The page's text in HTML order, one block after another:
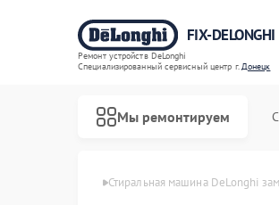
FIX-DELONGHI
Ремонт устройств DeLonghi
Специализированный cервисный центр г.Донецк
Мы ремонтируем
Стиральная машина DeLonghi